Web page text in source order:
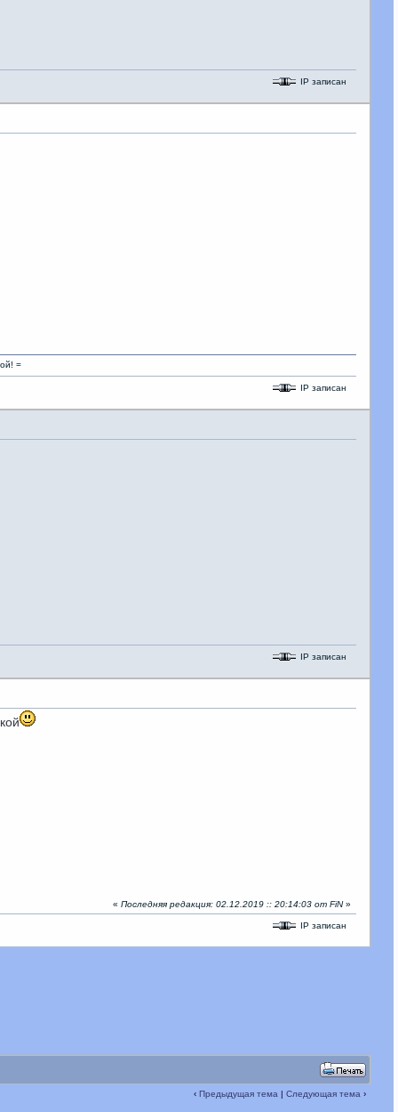
IP записан
IP записан
IP записан
«Последняя редакция: 02.12.2019 :: 20:14:03 от FiN»
IP записан
‹Предыдущая тема |Следующая тема ›